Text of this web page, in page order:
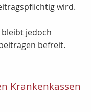
wird.
jedoch
befreit.
Krankenkassen